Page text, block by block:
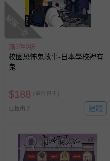
搶購一空
滿1件9折
校園恐怖鬼故事-日本學校裡有
鬼
$188 (單件已折)
已售出 2 追蹤